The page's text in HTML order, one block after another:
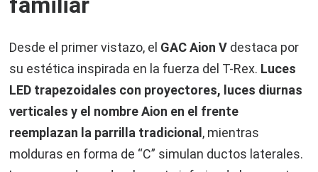
Desde el primer vistazo, el GAC Aion V destaca por
su estética inspirada en la fuerza del T-Rex. Luces
LED trapezoidales con proyectores, luces diurnas
verticales y el nombre Aion en el frente
reemplazan la parrilla tradicional , mientras
molduras en forma de “C” simulan ductos laterales.